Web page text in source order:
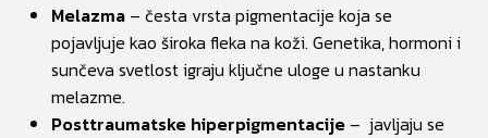
Melazma – česta vrsta pigmentacije koja se
pojavljuje kao široka fleka na koži. Genetika, hormoni i
sunčeva svetlost igraju ključne uloge u nastanku
melazme.
Posttraumatske hiperpigmentacije – javljaju se